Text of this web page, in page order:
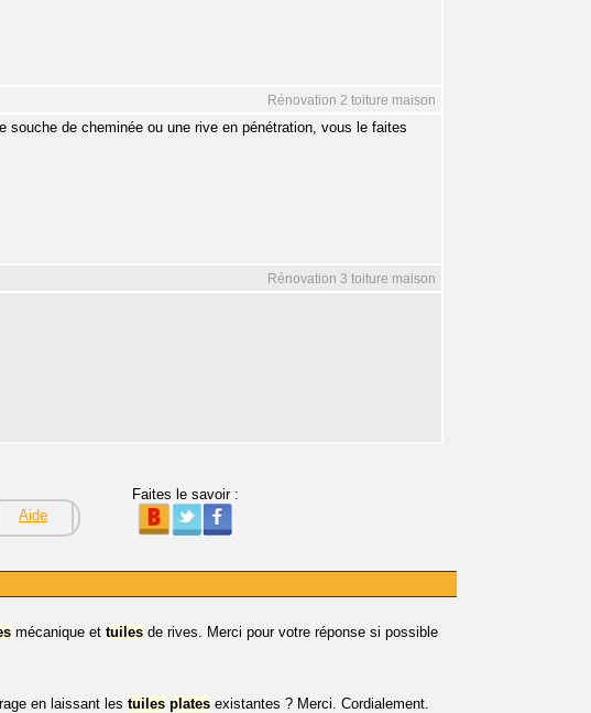
Rénovation 2 toiture maison
de cheminée ou une rive en pénétration, vous le faites
Rénovation 3 toiture maison
Aide
Faites le savoir :
mécanique et tuiles de rives. Merci pour votre réponse si possible
en laissant les tuiles plates existantes ? Merci. Cordialement.